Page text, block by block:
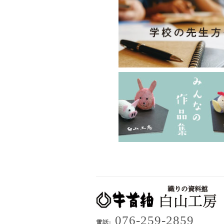
電話: 076-259-2859